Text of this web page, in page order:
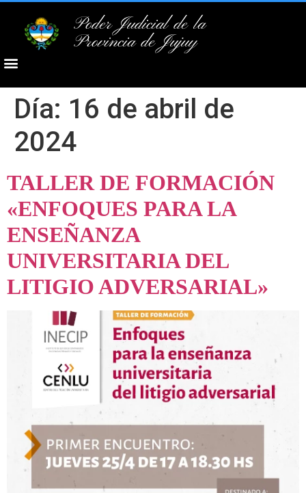
Poder Judicial de la
Provincia de Jujuy
Día: 16 de abril de
2024
TALLER DE FORMACIÓN
«ENFOQUES PARA LA
ENSEÑANZA
UNIVERSITARIA DEL
LITIGIO ADVERSARIAL»